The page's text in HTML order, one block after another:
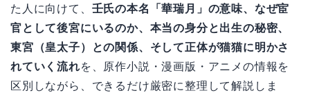
た人に向けて、 壬氏の本名「華瑞月」の意味、なぜ宦
官として後宮にいるのか、本当の身分と出生の秘密、
東宮（皇太子）との関係、そして正体が猫猫に明かさ
れていく流れを、原作小説・漫画版・アニメの情報を
区別しながら、できるだけ厳密に整理して解説しま